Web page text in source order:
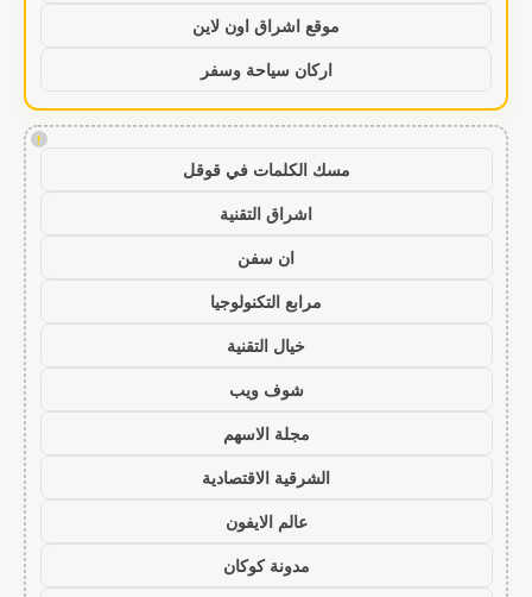
موقع اشراق اون لاين
اركان سياحة وسفر
!
مسك الكلمات في قوقل
اشراق التقنية
ان سفن
مرابع التكنولوجيا
خيال التقنية
شوف ويب
مجلة الاسهم
الشرقية الاقتصادية
عالم الايفون
مدونة كوكان